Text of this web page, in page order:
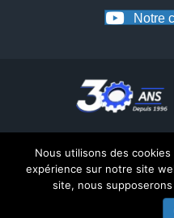
Notre
©
Nous utilisons des
expérience sur notre site
site, nous